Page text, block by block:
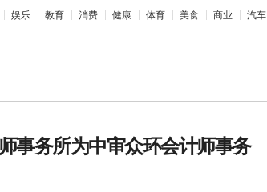
娱乐 教育 消费 健康 体育 美食 商业 汽车
事务所为中审众环会计师事务